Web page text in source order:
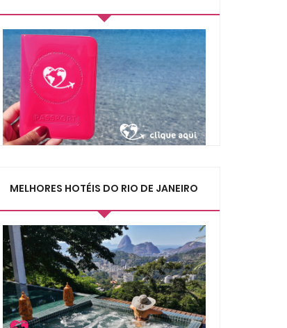
MELHORES HOTÉIS DO RIO DE JANEIRO